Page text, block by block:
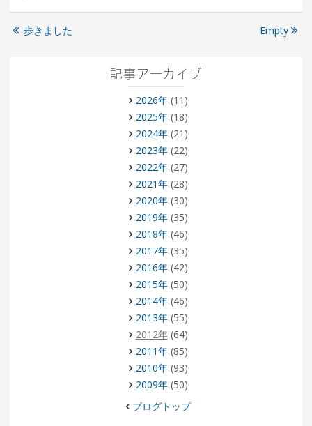
歩きました Empty
記事アーカイブ
2026年(11)
2025年(18)
2024年(21)
2023年(22)
2022年(27)
2021年(28)
2020年(30)
2019年(35)
2018年(46)
2017年(35)
2016年(42)
2015年(50)
2014年(46)
2013年(55)
2012年(64)
2011年(85)
2010年(93)
2009年(50)
ブログトップ